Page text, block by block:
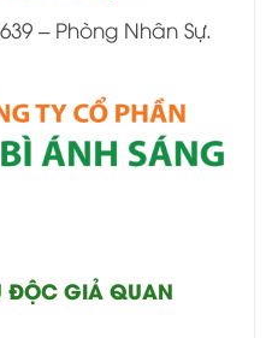
– Phòng Nhân Sự.
ĐỘC GIẢ QUAN